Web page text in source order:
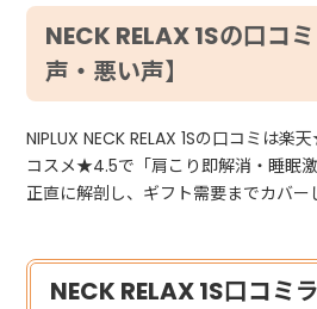
NECK RELAX 1Sの口コ
声・悪い声】
NIPLUX NECK RELAX 1Sの口コミは
コスメ★4.5で「肩こり即解消・睡眠
正直に解剖し、ギフト需要までカバー
NECK RELAX 1S口コミ